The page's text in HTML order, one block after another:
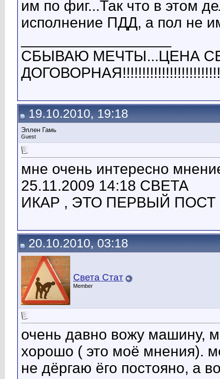
им по фиг...Так что в этом
исполнение ПДД, а пол не
СБЫВАЮ МЕЧТЫ...ЦЕНА
19.10.2010, 19:18
Эллен Гамь
Guest
мне очень интересно
25.11.2009 14:18 СВЕТА
ИКАР , ЭТО ПЕРВЫЙ ПОСТ
20.10.2010, 03:18
Света Стат
Member
очень давно вожу машину,
хорошо ( это моё мнения).
не дёргаю ёго постояно, а